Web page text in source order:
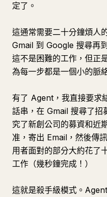
定了。
這通常需要二十分鐘煩人
Gmail 到 Google 搜尋再
這不是困難的工作，但正
為每一步都是一個小的脈
有了 Agent，我直接要求
話串，在 Gmail 搜尋了招
究了新創公司的募資和近
准，寄出 Email，然後傳
用者面對的部分大約花了
工作（幾秒鐘完成！）
這就是殺手級模式。